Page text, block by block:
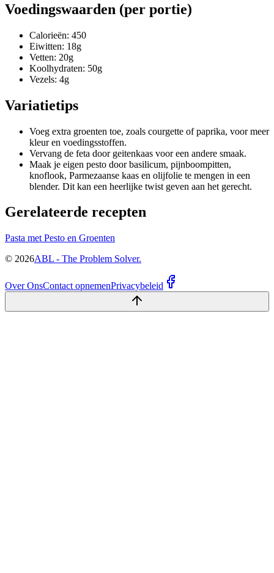
Voedingswaarden (per portie)
Calorieën: 450
Eiwitten: 18g
Vetten: 20g
Koolhydraten: 50g
Vezels: 4g
Variatietips
Voeg extra groenten toe, zoals courgette of paprika, voor meer
kleur en voedingsstoffen.
Vervang de feta door geitenkaas voor een andere smaak.
Maak je eigen pesto door basilicum, pijnboompitten,
knoflook, Parmezaanse kaas en olijfolie te mengen in een
blender. Dit kan een heerlijke twist geven aan het gerecht.
Gerelateerde recepten
Pasta met Pesto en Groenten
© 2026ABL - The Problem Solver.
Over OnsContact opnemenPrivacybeleid